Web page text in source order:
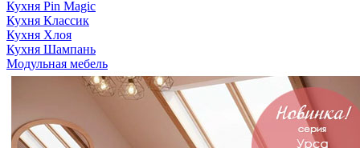
Кухня Pin Magic
Кухня Классик
Кухня Хлоя
Кухня Шампань
Модульная мебель